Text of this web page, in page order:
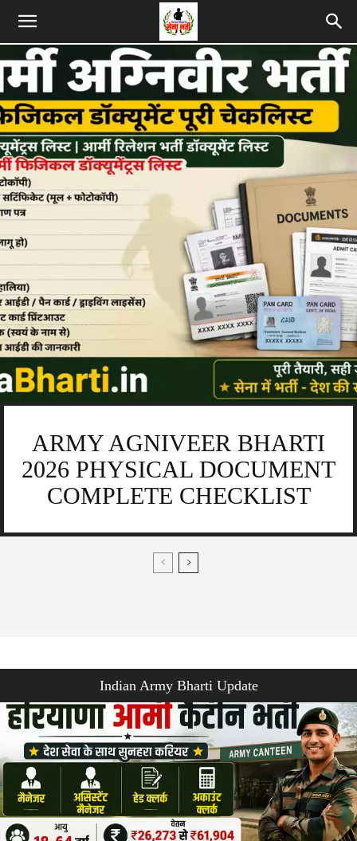
ARMY AGNIVEER BHARTI
2026 PHYSICAL DOCUMENT
COMPLETE CHECKLIST
Indian Army Bharti Update